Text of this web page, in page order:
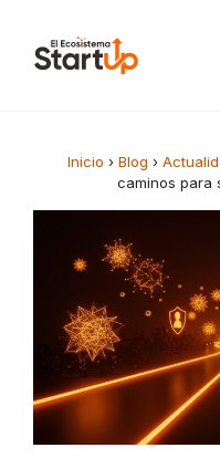
Inicio › Blog ›
caminos para